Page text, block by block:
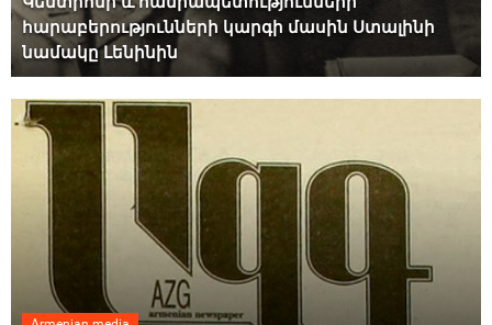
հարաբերությունների կարգի մասին Ստալինի
նամակը Լենինին